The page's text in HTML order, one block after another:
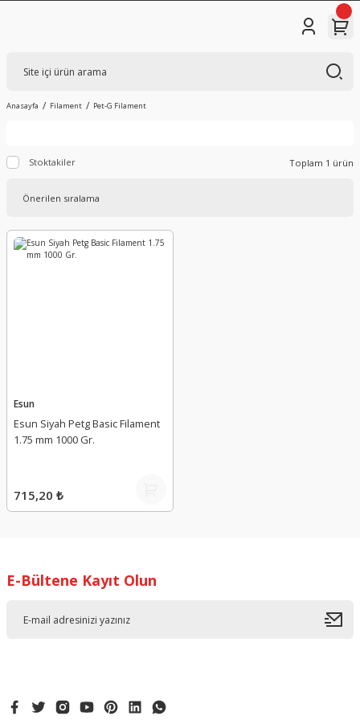
Anasayfa Filament Pet-G Filament
Stoktakiler Toplam 1 ürün
Esun
Esun Siyah Petg Basic Filament
1.75 mm 1000 Gr.
715,20 ₺
E-Bültene Kayıt Olun